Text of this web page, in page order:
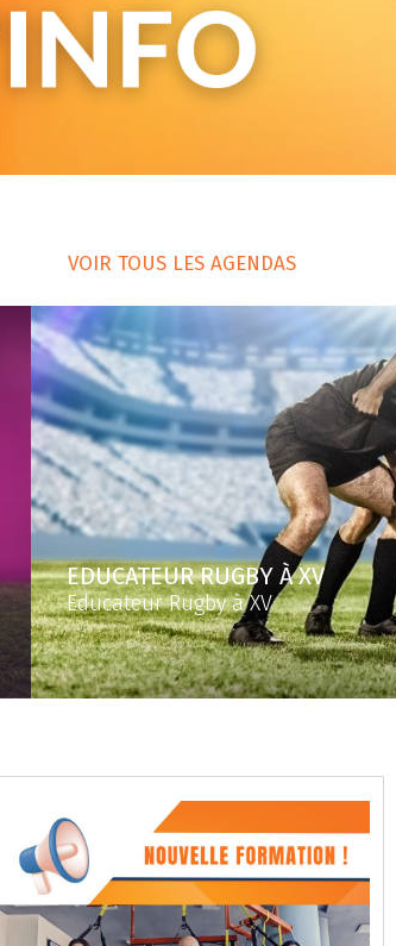
VOIR TOUS LES AGENDAS
EDUCATEUR RUGBY À XV
Educateur Rugby à XV